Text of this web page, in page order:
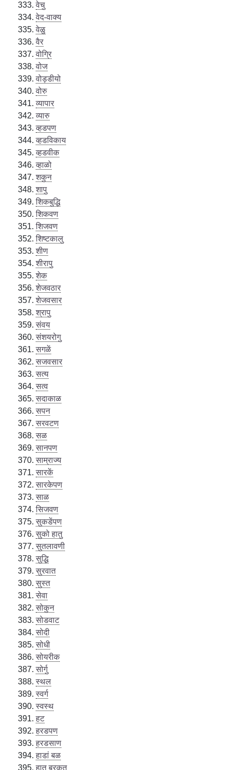
वेचु
वेद-वाक्य
वेळु
वैर
वोग्रि
वोज
वोड्डीयो
वोरु
व्यापार
व्यारु
व्हडपण
व्हडविकाय
व्हडवीक
व्हाळो
शकुन
शापु
शिकबुद्धि
शिकवण
शिजवण
शिष्टकालु
शीण
शीरापु
शेक
शेजवठार
शेजवसार
श्रापु
संवय
संशयरोगु
सगळें
सजवसार
सत्य
सत्व
सदाकाळ
सपन
सरवटण
सळ
सानपण
साम्राज्य
सारकें
सारकेपण
साळ
सिजवण
सुकडेंपण
सुको हातु
सुतलावणी
सुद्धि
सुरवात
सुस्त
सेवा
सोकुन
सोडवाट
सोदी
सोधी
सोयरीक
सोर्गु
स्थल
स्वर्ग
स्वस्थ
हट
हरडपण
हरडसाण
हाडां बळ
हात बरकत